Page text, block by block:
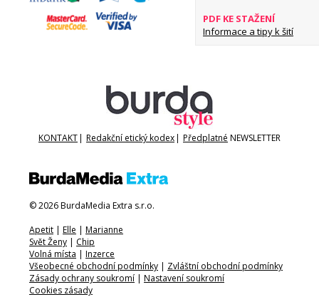
PDF KE STAŽENÍ
Informace a tipy k šití
KONTAKT| Redakční etický kodex| Předplatné NEWSLETTER
© 2026 BurdaMedia Extra s.r.o.
Apetit | Elle | Marianne
Svět Ženy | Chip
Volná místa | Inzerce
Všeobecné obchodní podmínky | Zvláštní obchodní podmínky
Zásady ochrany soukromí | Nastavení soukromí
Cookies zásady